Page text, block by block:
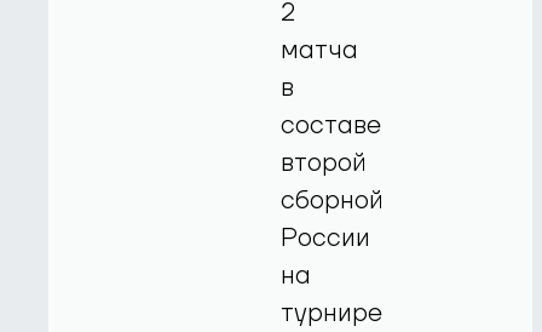
2
матча
в
составе
второй
сборной
России
на
турнире